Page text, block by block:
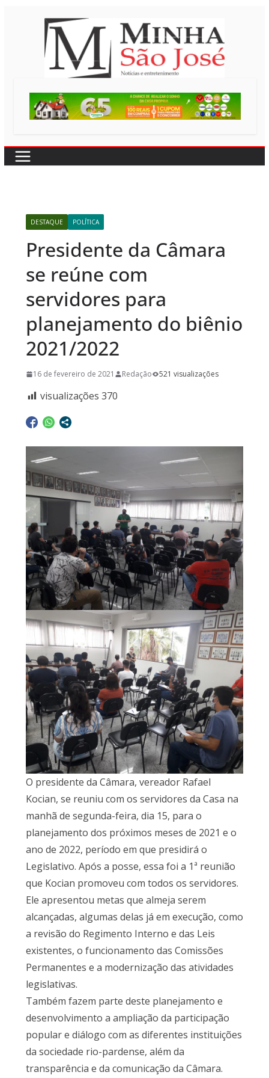
DESTAQUE POLÍTICA
Presidente da Câmara
se reúne com
servidores para
planejamento do biênio
2021/2022
16 de fevereiro de 2021 Redação 521 visualizações
visualizações 370
O presidente da Câmara, vereador Rafael
Kocian, se reuniu com os servidores da Casa na
manhã de segunda-feira, dia 15, para o
planejamento dos próximos meses de 2021 e o
ano de 2022, período em que presidirá o
Legislativo. Após a posse, essa foi a 1ª reunião
que Kocian promoveu com todos os servidores.
Ele apresentou metas que almeja serem
alcançadas, algumas delas já em execução, como
a revisão do Regimento Interno e das Leis
existentes, o funcionamento das Comissões
Permanentes e a modernização das atividades
legislativas.
Também fazem parte deste planejamento e
desenvolvimento a ampliação da participação
popular e diálogo com as diferentes instituições
da sociedade rio-pardense, além da
transparência e da comunicação da Câmara.